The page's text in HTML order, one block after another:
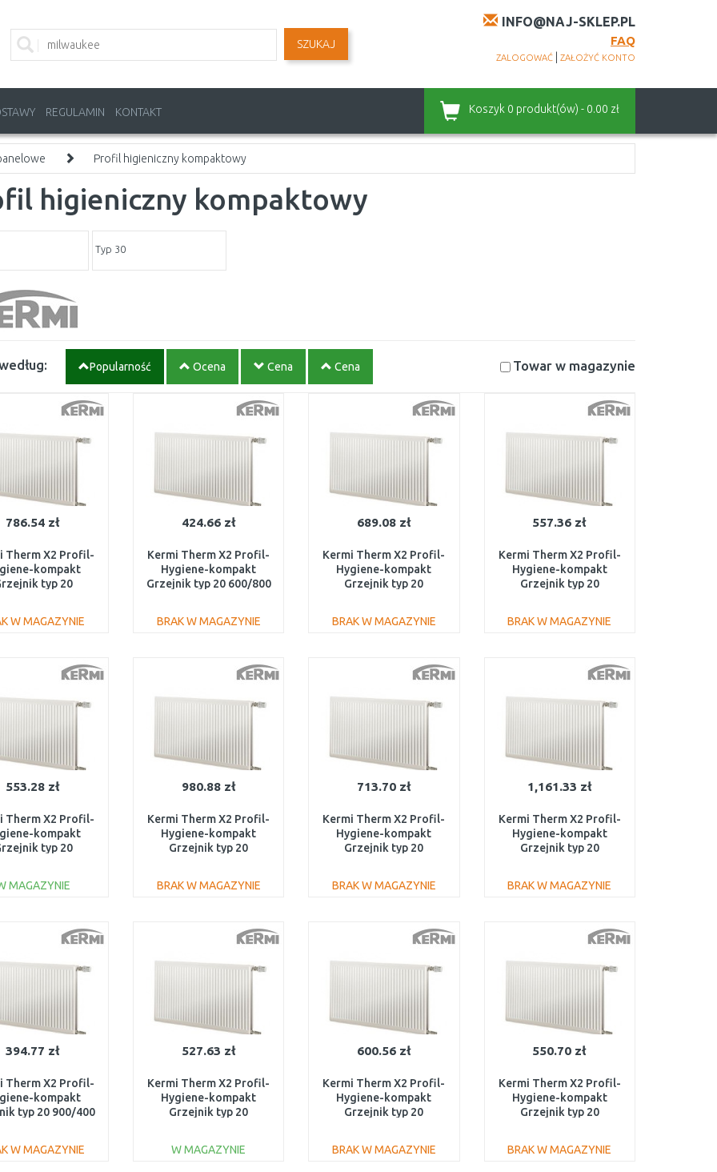
INFO@NAJ-SKLEP.PL
FAQ
ZALOGOWAĆ ZAŁOŻYĆ KONTO
SZUKAJ
REGULAMIN KONTAKT Koszyk 0 produkt(ów) - 0.00 zł
Profil higieniczny kompaktowy
higieniczny kompaktowy
Typ 30
Popularność Ocena Cena Cena Towar w magazynie
786.54 zł
Therm X2 Profil-
kompakt
typ 20
W MAGAZYNIE
Do porównania
424.66 zł
Kermi Therm X2 Profil-
Hygiene-kompakt
Grzejnik typ 20 600/800
BRAK W MAGAZYNIE
Do porównania
689.08 zł
Kermi Therm X2 Profil-
Hygiene-kompakt
Grzejnik typ 20
BRAK W MAGAZYNIE
Do porównania
557.36 zł
Kermi Therm X2 Profil-
Hygiene-kompakt
Grzejnik typ 20
BRAK W MAGAZYNIE
Do porównania
553.28 zł
Therm X2 Profil-
kompakt
typ 20
MAGAZYNIE
Do porównania
980.88 zł
Kermi Therm X2 Profil-
Hygiene-kompakt
Grzejnik typ 20
BRAK W MAGAZYNIE
Do porównania
713.70 zł
Kermi Therm X2 Profil-
Hygiene-kompakt
Grzejnik typ 20
BRAK W MAGAZYNIE
Do porównania
1,161.33 zł
Kermi Therm X2 Profil-
Hygiene-kompakt
Grzejnik typ 20
BRAK W MAGAZYNIE
Do porównania
394.77 zł
Therm X2 Profil-
kompakt
typ 20 900/400
W MAGAZYNIE
527.63 zł
Kermi Therm X2 Profil-
Hygiene-kompakt
Grzejnik typ 20
W MAGAZYNIE
600.56 zł
Kermi Therm X2 Profil-
Hygiene-kompakt
Grzejnik typ 20
BRAK W MAGAZYNIE
550.70 zł
Kermi Therm X2 Profil-
Hygiene-kompakt
Grzejnik typ 20
BRAK W MAGAZYNIE